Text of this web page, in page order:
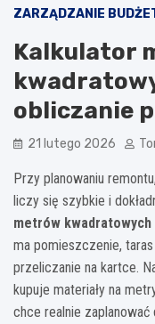
ZARZĄDZANIE
Kalkulator
obliczanie
21 lutego 2026
Przy planowaniu
liczy się szybkie i
metrów kwadratowych
ma pomieszczenie,
przeliczanie na kartce.
kupuje materiały na
chce realnie